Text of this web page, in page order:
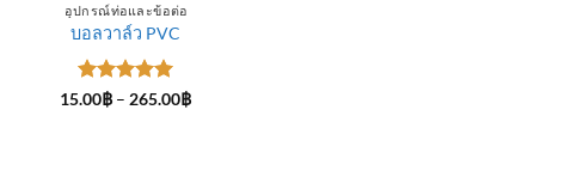
อุปกรณ์ท่อและข้อต่อ
บอลวาล์ว PVC
ให้คะแนน
15.00฿ – 265.00฿Price